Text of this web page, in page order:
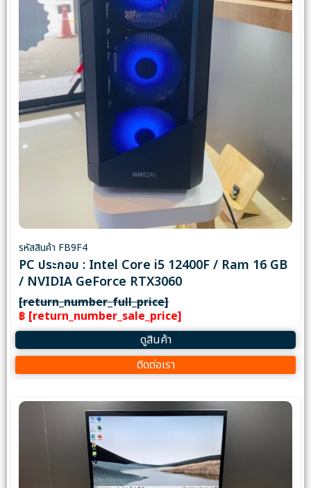
รหัสสินค้า FB9F4
PC ประกอบ : Intel Core i5 12400F / Ram 16 GB
/ NVIDIA GeForce RTX3060
[return_number_full_price]
฿ [return_number_sale_price]
ดูสินค้า
ติดต่อเรา